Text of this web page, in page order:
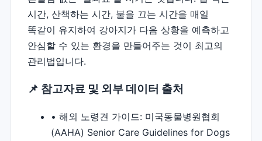
시간, 산책하는 시간, 불을 끄는 시간을 매일
똑같이 유지하여 강아지가 다음 상황을 예측하고
안심할 수 있는 환경을 만들어주는 것이 최고의
관리법입니다.
📌 참고자료 및 외부 데이터 출처
• 해외 노령견 가이드:미국동물병원협회
(AAHA) Senior Care Guidelines for Dogs